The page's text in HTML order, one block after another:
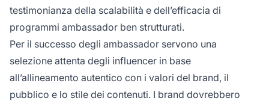
testimonianza della scalabilità e dell’efficacia di
programmi ambassador ben strutturati.
Per il successo degli ambassador servono una
selezione attenta degli influencer in base
all’allineamento autentico con i valori del brand, il
pubblico e lo stile dei contenuti. I brand dovrebbero